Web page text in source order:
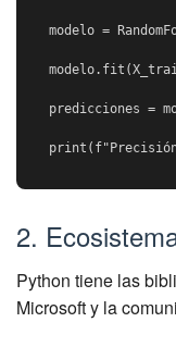
modelo =
predicciones =
2.
Python tiene las
Microsoft y la